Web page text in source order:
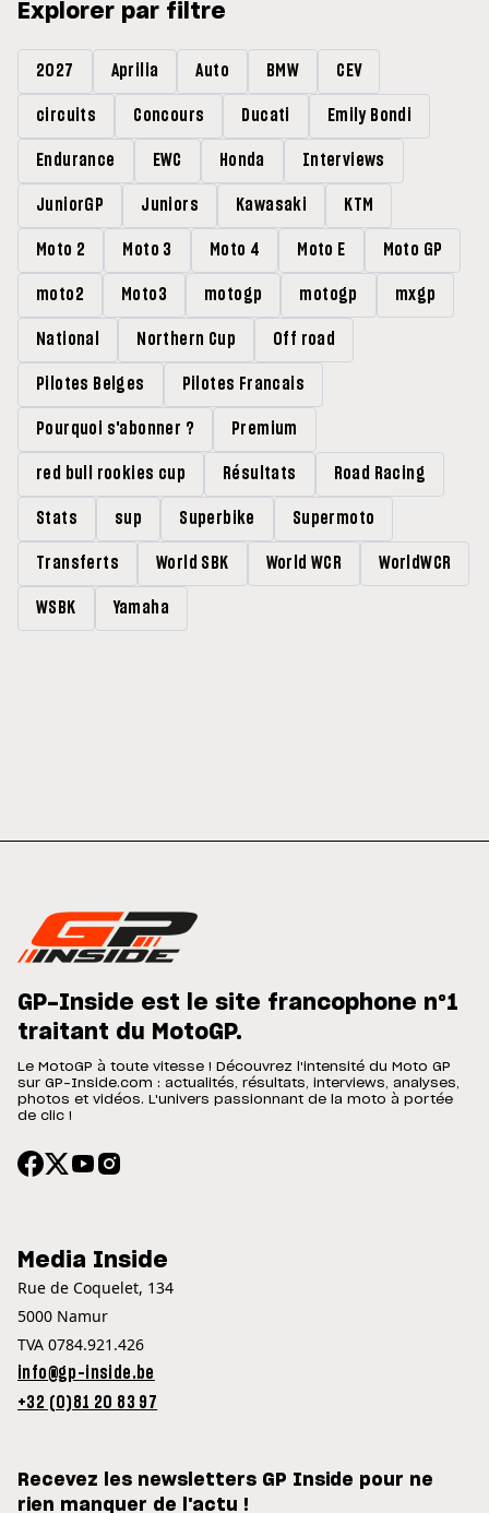
Explorer par filtre
2027 Aprilia Auto BMW CEV
circuits Concours Ducati Emily Bondi
Endurance EWC Honda Interviews
JuniorGP Juniors Kawasaki KTM
Moto 2 Moto 3 Moto 4 Moto E Moto GP
moto2 Moto3 motogp motogp mxgp
National Northern Cup Off road
Pilotes Belges Pilotes Francais
Pourquoi s'abonner ? Premium
red bull rookies cup Résultats Road Racing
Stats sup Superbike Supermoto
Transferts World SBK World WCR WorldWCR
WSBK Yamaha
GP-Inside est le site francophone n°1
traitant du MotoGP.
Le MotoGP à toute vitesse ! Découvrez l'intensité du Moto GP
sur GP-Inside.com : actualités, résultats, interviews, analyses,
photos et vidéos. L'univers passionnant de la moto à portée
de clic !
Media Inside
Rue de Coquelet, 134
5000 Namur
TVA 0784.921.426
info@gp-inside.be
+32 (0)81 20 83 97
Recevez les newsletters GP Inside pour ne
rien manquer de l'actu !